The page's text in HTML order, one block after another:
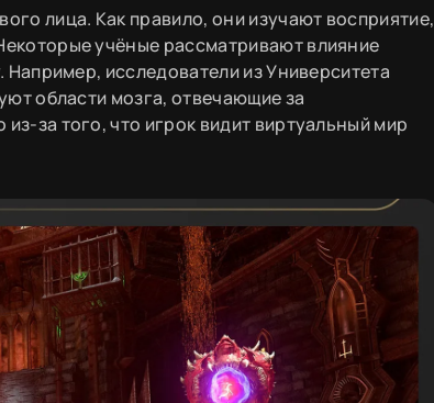
лица. Как правило, они изучают восприятие,
учёные рассматривают влияние
исследователи из Университета
области мозга, отвечающие за
за того, что игрок видит виртуальный мир